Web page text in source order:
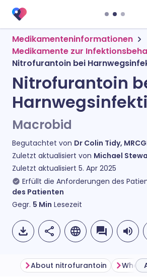
Medikamenteninformationen
Medikamente zur
Nitrofurantoin bei
Nitrofurantoin
Macrobid
Begutachtet von Dr Colin Tidy,
Zuletzt aktualisiert von Michael
Zuletzt aktualisiert 5. Apr 2025
Erfüllt die Anforderungen des
des Patienten
Gegr. 5 Min Lesezeit
About nitrofurantoin What